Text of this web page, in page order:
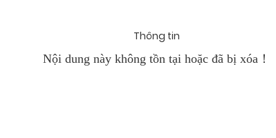
Thông tin
Nội dung này không tồn tại hoặc đã bị xóa！